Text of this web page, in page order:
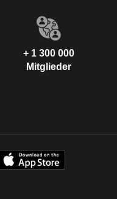
+ 1 300 000
Mitglieder